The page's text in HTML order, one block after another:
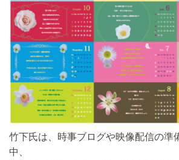
竹下氏は、時事ブログや映像配信の準
中、